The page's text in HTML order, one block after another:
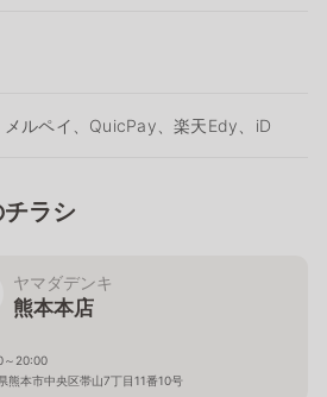
ルペイ、QuicPay、楽天Edy、iD
ラシ
ヤマダデンキ
熊本本店
～20:00
熊本市中央区帯山7丁目11番10号